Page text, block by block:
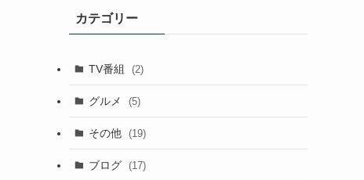
カテゴリー
TV番組 (2)
グルメ (5)
その他 (19)
ブログ (17)